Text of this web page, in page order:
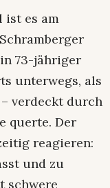
ist es am
73-jähriger
unterwegs, als
verdeckt durch
querte. Der
reagieren:
und zu
schwere